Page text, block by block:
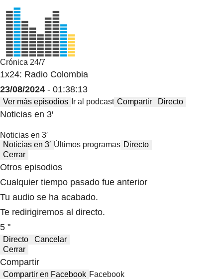
Crónica 24/7
1x24: Radio Colombia
23/08/2024 - 01:38:13
Ver más episodios Ir al podcast Compartir Directo
Noticias en 3′
Noticias en 3′
Noticias en 3′ Últimos programas Directo
Cerrar
Otros episodios
Cualquier tiempo pasado fue anterior
Tu audio se ha acabado.
Te redirigiremos al directo.
5 "
Directo
Cancelar
Cerrar
Compartir
Compartir en Facebook Facebook